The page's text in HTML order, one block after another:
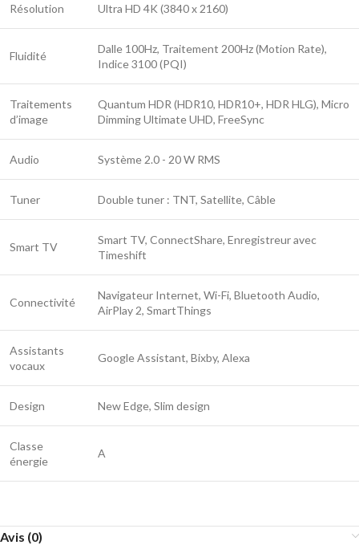
Résolution Ultra HD 4K (3840 x 2160)
Fluidité
Dalle 100Hz, Traitement 200Hz (Motion Rate),
Indice 3100 (PQI)
Traitements
d’image
Quantum HDR (HDR10, HDR10+, HDR HLG), Micro
Dimming Ultimate UHD, FreeSync
Audio Système 2.0 - 20 W RMS
Tuner Double tuner : TNT, Satellite, Câble
Smart TV
Smart TV, ConnectShare, Enregistreur avec
Timeshift
Connectivité
Navigateur Internet, Wi-Fi, Bluetooth Audio,
AirPlay 2, SmartThings
Assistants
vocaux
Google Assistant, Bixby, Alexa
Design New Edge, Slim design
Classe
énergie
A
Avis (0)